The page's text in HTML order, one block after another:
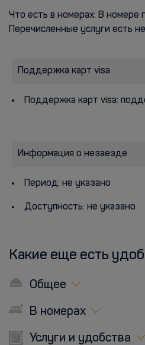
Что есть в номерах: В номере
Перечисленные услуги есть
Поддержка карт visa
Поддержка карт visa:
Информация о незаезде
Период: не указано
Доступность: не указано
Какие еще есть
Общее
В номерах
Услуги и удобства